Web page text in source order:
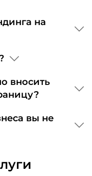
на
вносить
вы не